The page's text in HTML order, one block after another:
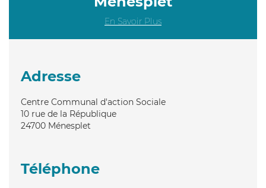
En Savoir Plus
Adresse
Centre Communal d'action Sociale
10 rue de la République
24700 Ménesplet
Téléphone